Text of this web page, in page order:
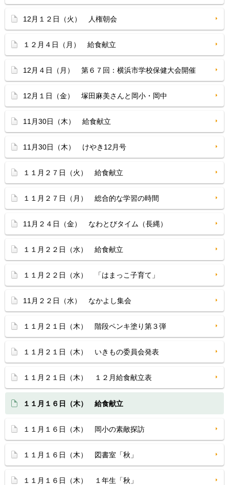
12月１２日（火） 人権朝会
１２月４日（月） 給食献立
12月４日（月） 第６７回：横浜市学校保健大会開催
12月１日（金） 塚田麻美さんと岡小・岡中
11月30日（木） 給食献立
11月30日（木） けやき12月号
１１月２７日（火） 給食献立
１１月２７日（月） 総合的な学習の時間
11月２４日（金） なわとびタイム（長縄）
１１月２２日（水） 給食献立
１１月２２日（水） 「はまっこ子育て」
11月２２日（水） なかよし集会
１１月２１日（木） 階段ペンキ塗り第３弾
１１月２１日（木） いきもの委員会発表
１１月２１日（木） １２月給食献立表
１１月１６日（木） 給食献立
１１月１６日（木） 岡小の素敵探訪
１１月１６日（木） 図書室「秋」
１１月１６日（木） １年生「秋」